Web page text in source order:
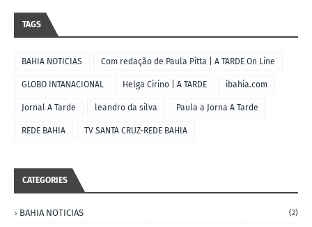
TAGS
BAHIA NOTICIAS Com redação de Paula Pitta | A TARDE On Line
GLOBO INTANACIONAL Helga Cirino | A TARDE ibahia.com
Jornal A Tarde leandro da silva Paula a Jorna A Tarde
REDE BAHIA TV SANTA CRUZ-REDE BAHIA
CATEGORIES
BAHIA NOTICIAS (2)